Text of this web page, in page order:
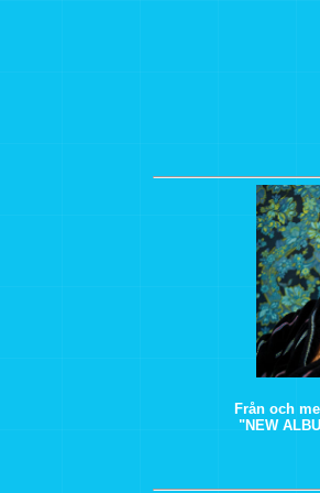
Från och
"NEW